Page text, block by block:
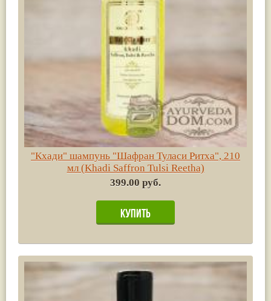
"Кхади" шампунь "Шафран Туласи Ритха", 210
мл (Khadi Saffron Tulsi Reetha)
399.00 руб.